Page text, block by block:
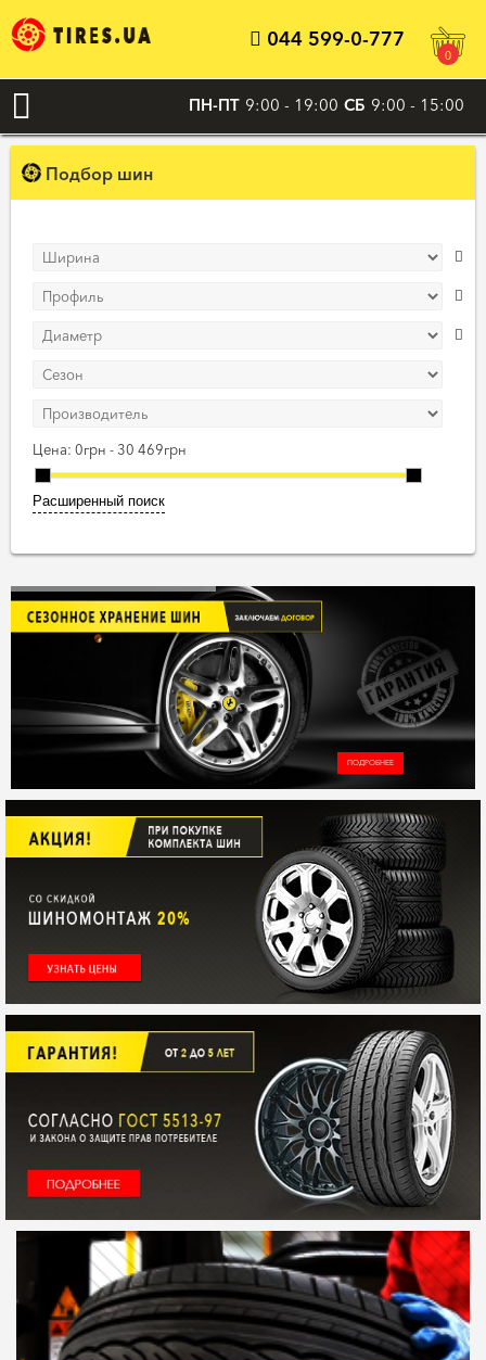
044 599-0-777
0
ПН-ПТ 9:00 - 19:00 СБ 9:00 - 15:00
Подбор шин
Цена: 0грн - 30 469грн
Расширенный поиск
ПОДРОБНЕЕ